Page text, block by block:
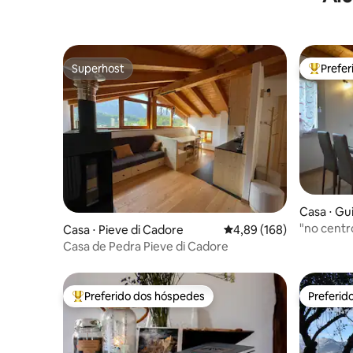
Superhost
Superhost
Casa ⋅ Pieve di Cadore 4,89 de uma avaliação
4,89 (168)
Casa de Pedra Pieve di Cadore
Entre
Casa ⋅
"no
Entre os melhores preferidos dos hóspedes
Preferido dos hóspedes